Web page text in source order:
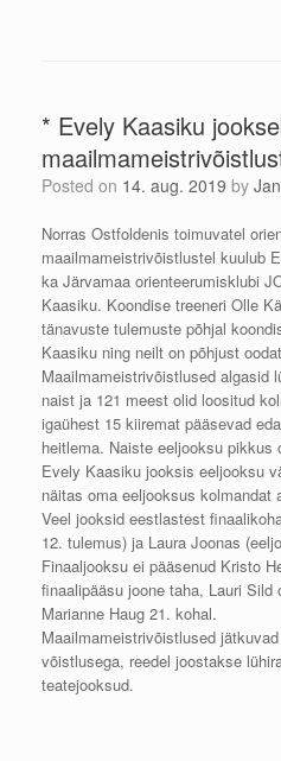
* Evely Kaasiku
Posted on 14. aug. 2019 by
Norras Ostfoldenis toimuvatel
maailmameistrivõistlustel kuulub
ka Järvamaa orienteerumisklubi
Kaasiku. Koondise treeneri Olle
tänavuste tulemuste põhjal
Kaasiku ning neilt on põhjust
Maailmameistrivõistlused algasid
naist ja 121 meest olid loositud
igaühest 15 kiiremat pääsevad
heitlema. Naiste eeljooksu
Evely Kaasiku jooksis eeljooksu
näitas oma eeljooksus kolmandat
Veel jooksid eestlastest
12. tulemus) ja Laura Joonas
Finaaljooksu ei pääsenud Kristo
finaalipääsu joone taha, Lauri
Marianne Haug 21. kohal.
Maailmameistrivõistlused
võistlusega, reedel joostakse
teatejooksud.